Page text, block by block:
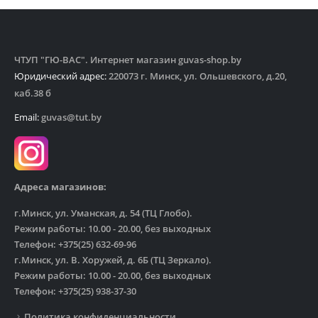
ЧТУП "ГЮ-ВАС". Интернет магазин guvas-shop.by
Юридический адрес:220073 г. Минск, ул. Ольшевского, д.20,
каб.38 б
Email:guvas@tut.by
Адреса магазинов:
г.Минск, ул. Уманская, д. 54 (ТЦ Глобо).
Режим работы: 10.00 - 20.00, без выходных
Телефон: +375(25) 632-69-96
г.Минск, ул. В. Хоружей, д. 6Б (ТЦ Зеркало).
Режим работы: 10.00 - 20.00, без выходных
Телефон: +375(25) 938-37-30